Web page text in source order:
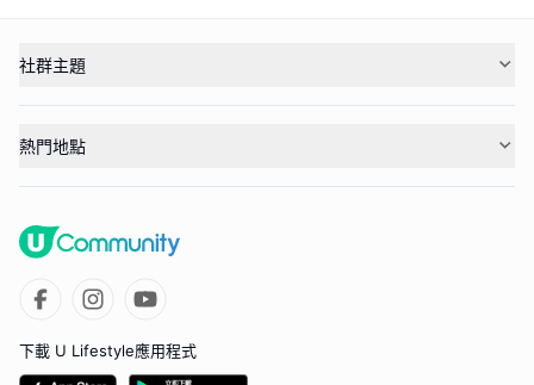
社群主題
熱門地點
下載 U Lifestyle應用程式